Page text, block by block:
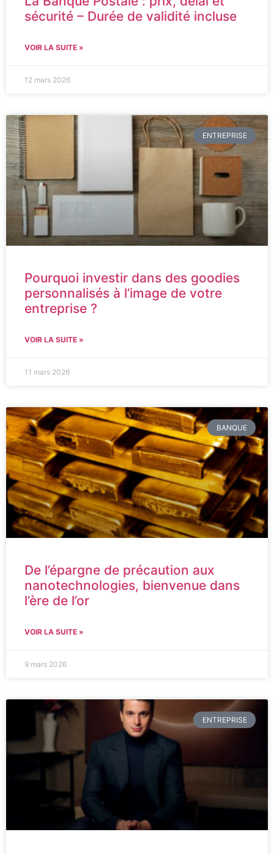
sécurité – Durée de validité incluse
VOIR LA SUITE »
12 mars 2026
ENTREPRISE
Pourquoi investir dans des goodies
personnalisés à l’image de votre
entreprise ?
VOIR LA SUITE »
11 mars 2026
BANQUE
De l’épargne de précaution aux
nanotechnologies, bienvenue dans
l’ère de l’or
VOIR LA SUITE »
9 mars 2026
ENTREPRISE